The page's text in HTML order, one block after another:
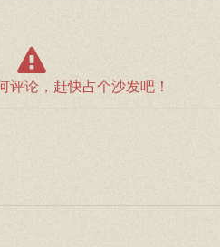
评论，赶快占个沙发吧！